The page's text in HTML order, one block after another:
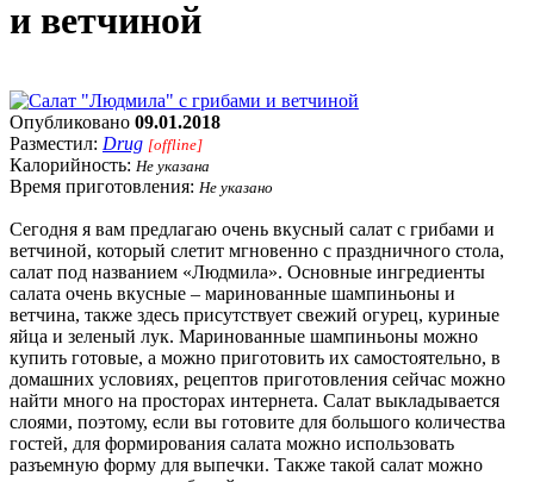
и ветчиной
Опубликовано 09.01.2018
Разместил: Drug [offline]
Калорийность: Не указана
Время приготовления: Не указано
Сегодня я вам предлагаю очень вкусный салат с грибами и
ветчиной, который слетит мгновенно с праздничного стола,
салат под названием «Людмила». Основные ингредиенты
салата очень вкусные – маринованные шампиньоны и
ветчина, также здесь присутствует свежий огурец, куриные
яйца и зеленый лук. Маринованные шампиньоны можно
купить готовые, а можно приготовить их самостоятельно, в
домашних условиях, рецептов приготовления сейчас можно
найти много на просторах интернета. Салат выкладывается
слоями, поэтому, если вы готовите для большого количества
гостей, для формирования салата можно использовать
разъемную форму для выпечки. Также такой салат можно